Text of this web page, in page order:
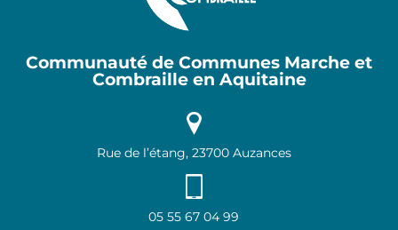
Communauté de Communes Marche et
Combraille en Aquitaine
Rue de l’étang, 23700 Auzances
05 55 67 04 99